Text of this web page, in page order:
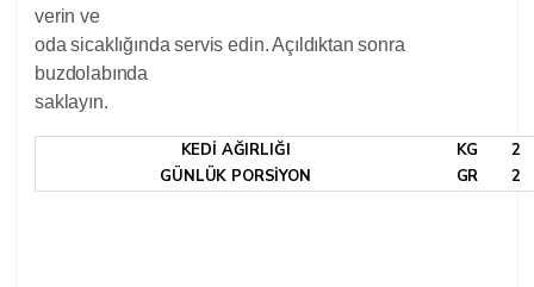
verin ve
oda sicaklığında servis edin. Açıldıktan sonra
buzdolabında
saklayın.
KEDİ AĞIRLIĞI KG
2
GÜNLÜK PORSİYON
GR 2